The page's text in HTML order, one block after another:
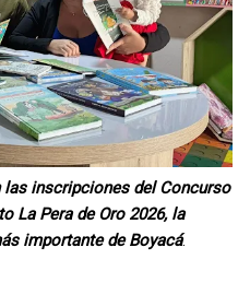
inscripciones del Concurso
La Pera de Oro 2026, la
importante de Boyacá.